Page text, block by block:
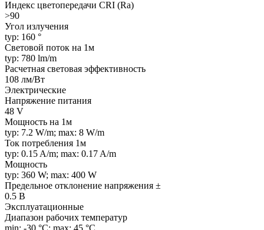
Индекс цветопередачи CRI (Ra)
>90
Угол излучения
typ: 160 °
Световой поток на 1м
typ: 780 lm/m
Расчетная световая эффективность
108 лм/Вт
Электрические
Напряжение питания
48 V
Мощность на 1м
typ: 7.2 W/m; max: 8 W/m
Ток потребления 1м
typ: 0.15 A/m; max: 0.17 A/m
Мощность
typ: 360 W; max: 400 W
Предельное отклонение напряжения ±
0.5 В
Эксплуатационные
Диапазон рабочих температур
min: -30 °C; max: 45 °C